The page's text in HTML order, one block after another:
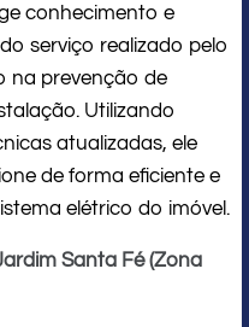
conhecimento e
serviço realizado pelo
na prevenção de
Utilizando
atualizadas, ele
de forma eficiente e
elétrico do imóvel.
Santa Fé (Zona